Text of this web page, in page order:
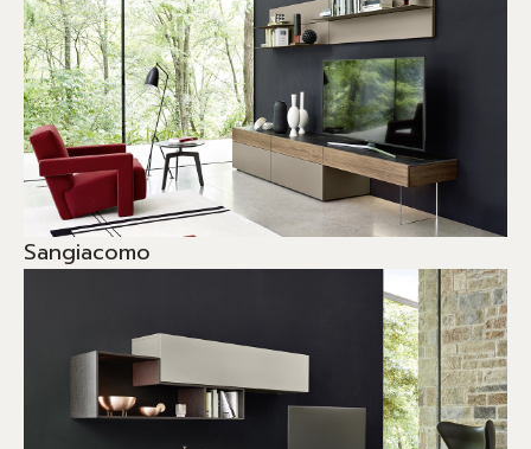
Sangiacomo